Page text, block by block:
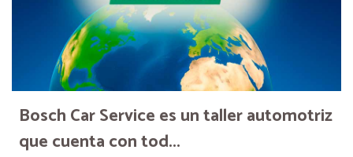
Bosch Car Service es un taller automotriz
que cuenta con tod...